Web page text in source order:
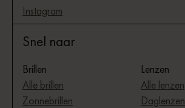
Instagram
Snel naar
Brillen
Alle brillen
Zonnebrillen
Lenzen
Alle lenzen
Daglenzen